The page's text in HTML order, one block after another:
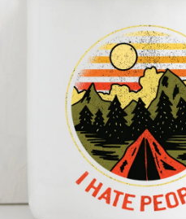
Příležitosti
Kolekce